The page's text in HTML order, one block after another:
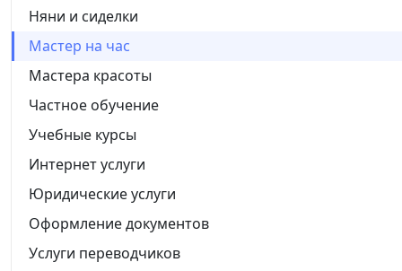
Няни и сиделки
Мастер на час
Мастера красоты
Частное обучение
Учебные курсы
Интернет услуги
Юридические услуги
Оформление документов
Услуги переводчиков